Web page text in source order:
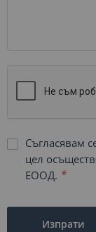
Съгласявам
цел
ЕООД.
Изпрати